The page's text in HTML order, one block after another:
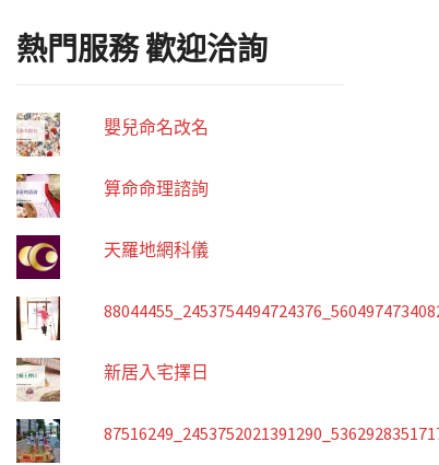
熱門服務 歡迎洽詢
嬰兒命名改名
算命命理諮詢
天羅地網科儀
新居入宅擇日